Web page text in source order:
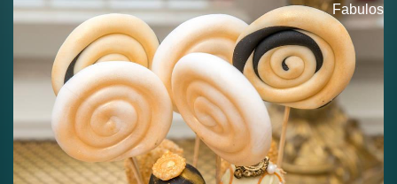
Fabulos